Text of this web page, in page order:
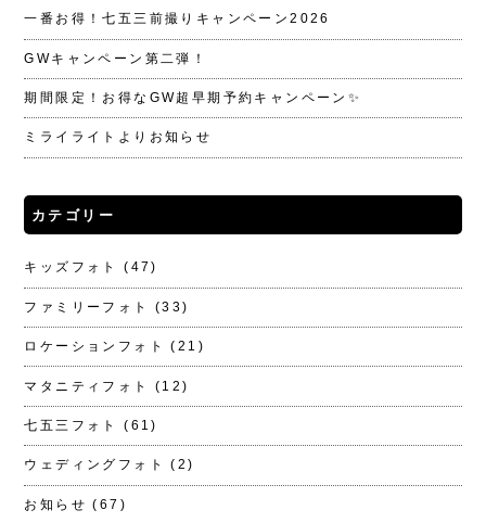
一番お得！七五三前撮りキャンペーン2026
GWキャンペーン第二弾！
期間限定！お得なGW超早期予約キャンペーン✨
ミライライトよりお知らせ
カテゴリー
キッズフォト (47)
ファミリーフォト (33)
ロケーションフォト (21)
マタニティフォト (12)
七五三フォト (61)
ウェディングフォト (2)
お知らせ (67)